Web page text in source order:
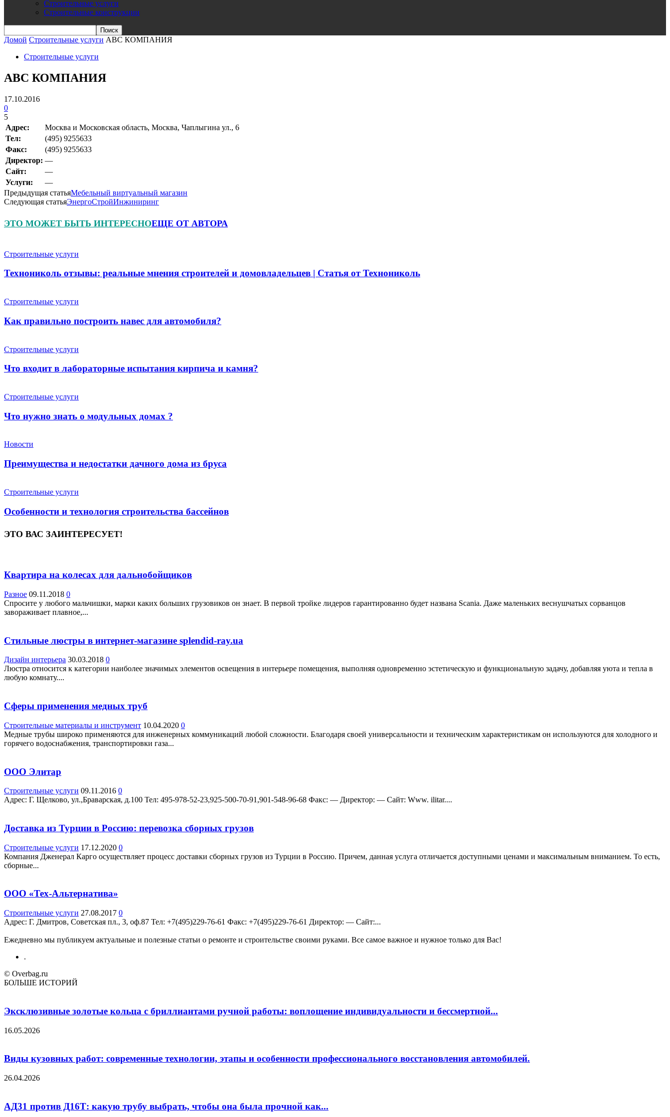
Строительные услуги
Строительные конструкции
Домой Строительные услуги АВС КОМПАНИЯ
Строительные услуги
АВС КОМПАНИЯ
17.10.2016
0
5
Адрес:
Москва и Московская область, Москва, Чаплыгина ул., 6
Teл:
(495) 9255633
Факс:
(495) 9255633
Директор: —
Сайт:
—
Услуги:
—
Предыдущая статьяМебельный виртуальный магазин
Следующая статьяЭнергоСтройИнжиниринг
ЭТО МОЖЕТ БЫТЬ ИНТЕРЕСНОЕЩЕ ОТ АВТОРА
Строительные услуги
Технониколь отзывы: реальные мнения строителей и домовладельцев | Статья от Технониколь
Строительные услуги
Как правильно построить навес для автомобиля?
Строительные услуги
Что входит в лабораторные испытания кирпича и камня?
Строительные услуги
Что нужно знать о модульных домах ?
Новости
Преимущества и недостатки дачного дома из бруса
Строительные услуги
Особенности и технология строительства бассейнов
ЭТО ВАС ЗАИНТЕРЕСУЕТ!
Квартира на колесах для дальнобойщиков
Разное 09.11.2018 0
Спросите у любого мальчишки, марки каких больших грузовиков он знает. В первой тройке лидеров гарантированно будет названа Scania. Даже маленьких веснушчатых сорванцов
завораживает плавное,...
Стильные люстры в интернет-магазине splendid-ray.ua
Дизайн интерьера 30.03.2018 0
Люстра относится к категории наиболее значимых элементов освещения в интерьере помещения, выполняя одновременно эстетическую и функциональную задачу, добавляя уюта и тепла в
любую комнату....
Сферы применения медных труб
Строительные материалы и инструмент 10.04.2020 0
Медные трубы широко применяются для инженерных коммуникаций любой сложности. Благодаря своей универсальности и техническим характеристикам он используются для холодного и
горячего водоснабжения, транспортировки газа...
ООО Элитар
Строительные услуги 09.11.2016 0
Адрес: Г. Щелково, ул.,Браварская, д.100 Teл: 495-978-52-23,925-500-70-91,901-548-96-68 Факс: — Директор: — Сайт: Www. ilitar....
Доставка из Турции в Россию: перевозка сборных грузов
Строительные услуги 17.12.2020 0
Компания Дженерал Карго осуществляет процесс доставки сборных грузов из Турции в Россию. Причем, данная услуга отличается доступными ценами и максимальным вниманием. То есть,
сборные...
ООО «Тех-Альтернатива»
Строительные услуги 27.08.2017 0
Адрес: Г. Дмитров, Советская пл., 3, оф.87 Teл: +7(495)229-76-61 Факс: +7(495)229-76-61 Директор: — Сайт:...
Ежедневно мы публикуем актуальные и полезные статьи о ремонте и строительстве своими руками. Все самое важное и нужное только для Вас!
.
© Overbag.ru
БОЛЬШЕ ИСТОРИЙ
Эксклюзивные золотые кольца с бриллиантами ручной работы: воплощение индивидуальности и бессмертной...
16.05.2026
Виды кузовных работ: современные технологии, этапы и особенности профессионального восстановления автомобилей.
26.04.2026
АД31 против Д16Т: какую трубу выбрать, чтобы она была прочной как...